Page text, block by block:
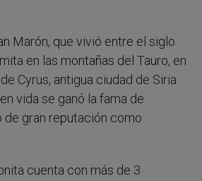
Marón, que vivió entre el siglo
en las montañas del Tauro, en
Cyrus, antigua ciudad de Siria
vida se ganó la fama de
de gran reputación como
cuenta con más de 3